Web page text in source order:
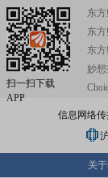
扫一扫下载
APP
东
东
东
妙
信息网络传
关